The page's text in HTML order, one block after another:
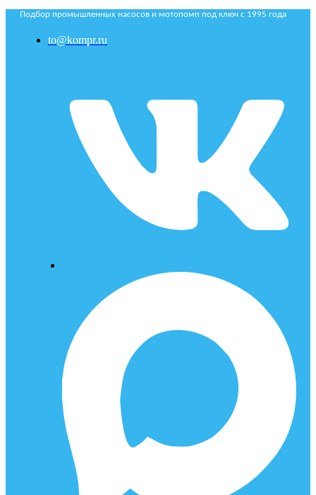
Подбор промышленных насосов и мотопомп под ключ с 1995 года
to@kompr.ru